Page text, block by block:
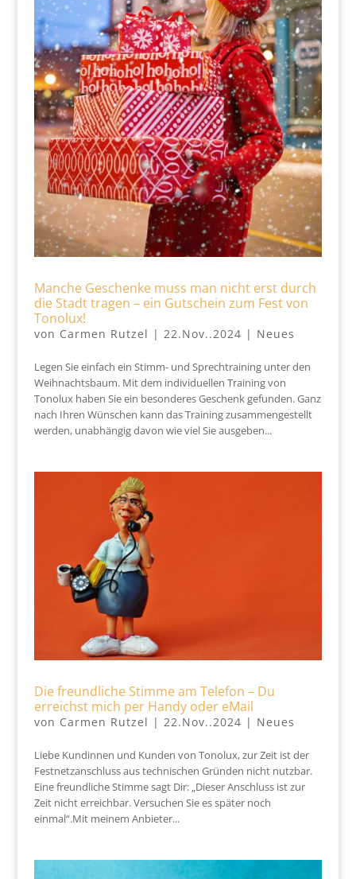
Manche Geschenke muss man nicht erst durch
die Stadt tragen – ein Gutschein zum Fest von
Tonolux!
von Carmen Rutzel | 22.Nov..2024 | Neues
Legen Sie einfach ein Stimm- und Sprechtraining unter den
Weihnachtsbaum. Mit dem individuellen Training von
Tonolux haben Sie ein besonderes Geschenk gefunden. Ganz
nach Ihren Wünschen kann das Training zusammengestellt
werden, unabhängig davon wie viel Sie ausgeben...
Die freundliche Stimme am Telefon – Du
erreichst mich per Handy oder eMail
von Carmen Rutzel | 22.Nov..2024 | Neues
Liebe Kundinnen und Kunden von Tonolux, zur Zeit ist der
Festnetzanschluss aus technischen Gründen nicht nutzbar.
Eine freundliche Stimme sagt Dir: „Dieser Anschluss ist zur
Zeit nicht erreichbar. Versuchen Sie es später noch
einmal“.Mit meinem Anbieter...